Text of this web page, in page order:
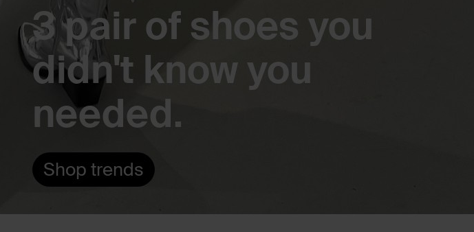
3 pair of shoes you
didn't know you
needed.
Shop trends